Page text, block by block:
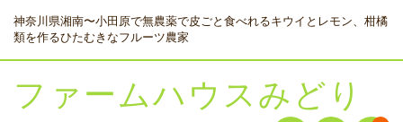
神奈川県湘南〜小田原で無農薬で皮ごと食べれるキウイとレモン、柑橘
類を作るひたむきなフルーツ農家
ファームハウスみどり